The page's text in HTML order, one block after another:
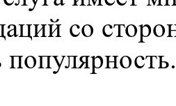
со
популярность.